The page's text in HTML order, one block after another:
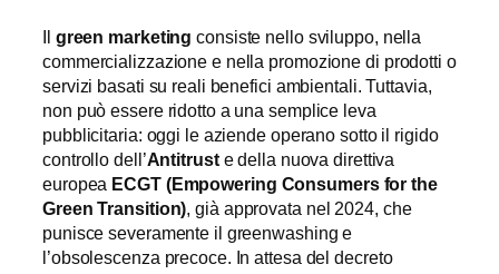
Il green marketing consiste nello sviluppo, nella
commercializzazione e nella promozione di prodotti o
servizi basati su reali benefici ambientali. Tuttavia,
non può essere ridotto a una semplice leva
pubblicitaria: oggi le aziende operano sotto il rigido
controllo dell’Antitruste della nuova direttiva
europea ECGT (Empowering Consumers for the
Green Transition), già approvata nel 2024, che
punisce severamente il greenwashing e
l’obsolescenza precoce. In attesa del decreto